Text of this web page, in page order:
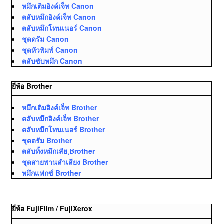
หมึกเติมอิงค์เจ็ท Canon
ตลับหมึกอิงค์เจ็ท Canon
ตลับหมึกโทนเนอร์ Canon
ชุดดรัม Canon
ชุดหัวพิมพ์ Canon
ตลับซับหมึก Canon
ยี่ห้อ Brother
หมึกเติมอิงค์เจ็ท Brother
ตลับหมึกอิงค์เจ็ท Brother
ตลับหมึกโทนเนอร์ Brother
ชุดดรัม Brother
ตลับทิ้งหมึกเสีย ฺBrother
ชุดสายพานลำเลียง Brother
หมึกแฟกซ์ Brother
ยี่ห้อ FujiFilm / FujiXerox